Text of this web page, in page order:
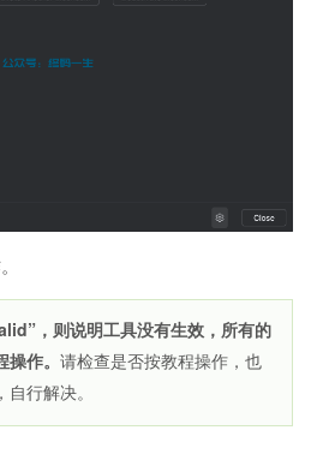
，则说明工具没有生效，所有的
作。 请检查是否按教程操作，也
行解决。